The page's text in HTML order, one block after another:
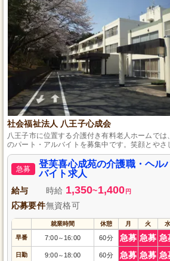
社会福祉法人 八王子心成会
八王子市に位置する介護付き有料老人ホームで
のパート・アルバイトを募集中です。笑顔とやさ
える仕事に、ライフスタイルに合わせた勤務時
便性も高く、仕事後の時間も有効に使えます。
ながらやりがいのある業務に取り組んでみません
急募
登芙喜心成苑の介護職・ヘル
バイト求人
給与 時給 1,350~1,400 円
応募要件無資格可
就業時間 休憩 月 火 水
早番 7:00～ 16:00 60分 急募 急募 急
日勤 9:00～ 18:00 60分 急募 急募 急